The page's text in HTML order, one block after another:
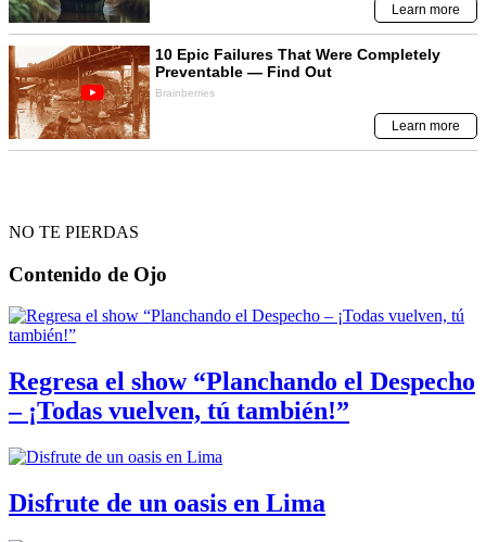
NO TE PIERDAS
Contenido de Ojo
Regresa el show “Planchando el Despecho
– ¡Todas vuelven, tú también!”
Disfrute de un oasis en Lima